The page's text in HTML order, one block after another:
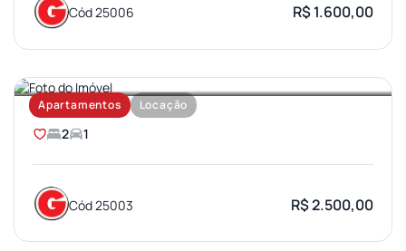
Cód 25006 R$ 1.600,00
Apartamentos Locação
SANTA TEREZA
2 1
Cód 25003 R$ 2.500,00